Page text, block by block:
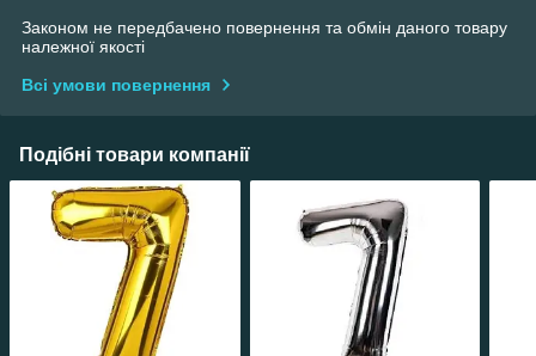
Законом не передбачено повернення та обмін даного товару
належної якості
Всі умови повернення
Подібні товари компанії